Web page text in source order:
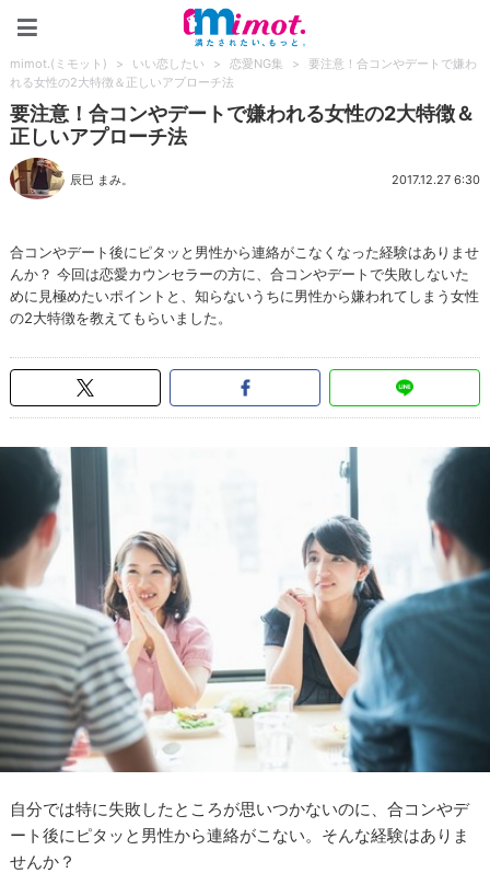
mimot.(ミモット) > いい恋したい > 恋愛NG集 >
要注意！合コンやデートで嫌わ
れる女性の2大特徴＆正しいアプローチ法
要注意！合コンやデートで嫌われる女性の2大特徴＆
正しいアプローチ法
辰巳 まみ。 2017.12.27 6:30
合コンやデート後にピタッと男性から連絡がこなくなった経験はありませ
んか？ 今回は恋愛カウンセラーの方に、合コンやデートで失敗しないた
めに見極めたいポイントと、知らないうちに男性から嫌われてしまう女性
の2大特徴を教えてもらいました。
自分では特に失敗したところが思いつかないのに、合コンやデ
ート後にピタッと男性から連絡がこない。そんな経験はありま
せんか？